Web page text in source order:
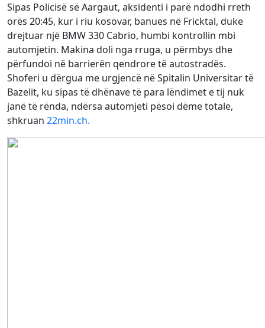
Sipas Policisë së Aargaut, aksidenti i parë ndodhi rreth
orës 20:45, kur i riu kosovar, banues në Fricktal, duke
drejtuar një BMW 330 Cabrio, humbi kontrollin mbi
automjetin. Makina doli nga rruga, u përmbys dhe
përfundoi në barrierën qendrore të autostradës.
Shoferi u dërgua me urgjencë në Spitalin Universitar të
Bazelit, ku sipas të dhënave të para lëndimet e tij nuk
janë të rënda, ndërsa automjeti pësoi dëme totale,
shkruan 22min.ch.